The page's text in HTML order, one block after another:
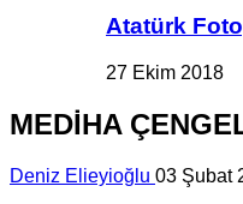
Atatürk
27 Ekim 2018
MEDİHA
Deniz Elieyioğlu 03 Şubat